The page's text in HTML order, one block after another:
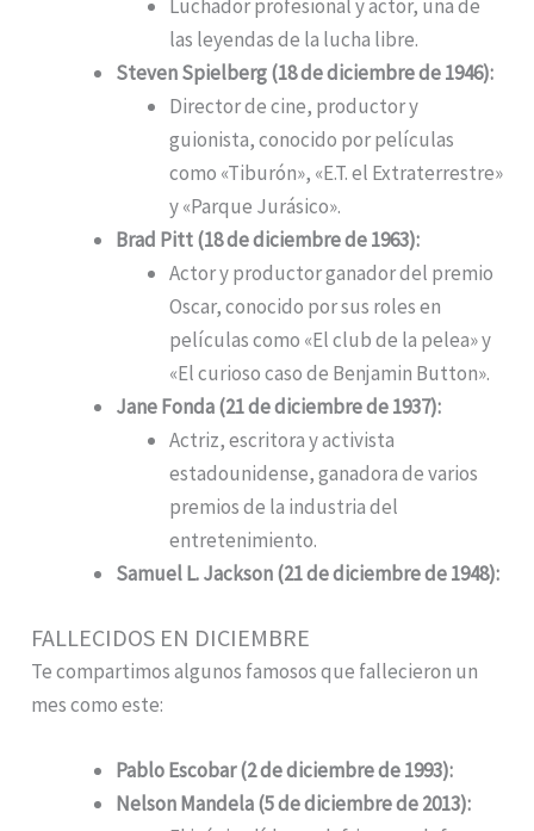
Luchador profesional y actor, una de
las leyendas de la lucha libre.
Steven Spielberg (18 de diciembre de 1946):
Director de cine, productor y
guionista, conocido por películas
como «Tiburón», «E.T. el Extraterrestre»
y «Parque Jurásico».
Brad Pitt (18 de diciembre de 1963):
Actor y productor ganador del premio
Oscar, conocido por sus roles en
películas como «El club de la pelea» y
«El curioso caso de Benjamin Button».
Jane Fonda (21 de diciembre de 1937):
Actriz, escritora y activista
estadounidense, ganadora de varios
premios de la industria del
entretenimiento.
Samuel L. Jackson (21 de diciembre de 1948):
FALLECIDOS EN DICIEMBRE
Te compartimos algunos famosos que fallecieron un
mes como este:
Pablo Escobar (2 de diciembre de 1993):
Nelson Mandela (5 de diciembre de 2013):